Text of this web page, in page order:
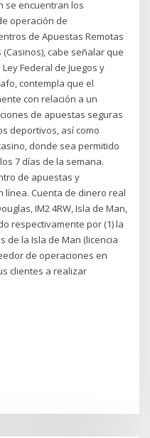
se encuentran los
operación de
de Apuestas Remotas
cabe señalar que
Federal de Juegos y
contempla que el
con relación a un
de apuestas seguras
deportivos, así como
donde sea permitido
7 días de la semana.
de apuestas y
Cuenta de dinero real
IM2 4RW, Isla de Man,
respectivamente por (1) la
de la Isla de Man (licencia
de operaciones en
clientes a realizar